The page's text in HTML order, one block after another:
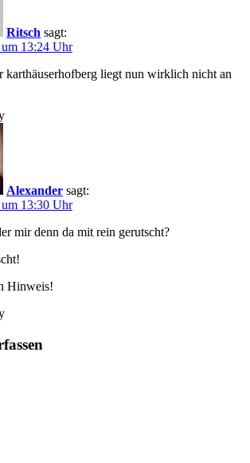
Ritsch sagt:
13:24 Uhr
karthäuserhofberg liegt nun wirklich nicht an
Alexander sagt:
13:30 Uhr
mir denn da mit rein gerutscht?
Hinweis!